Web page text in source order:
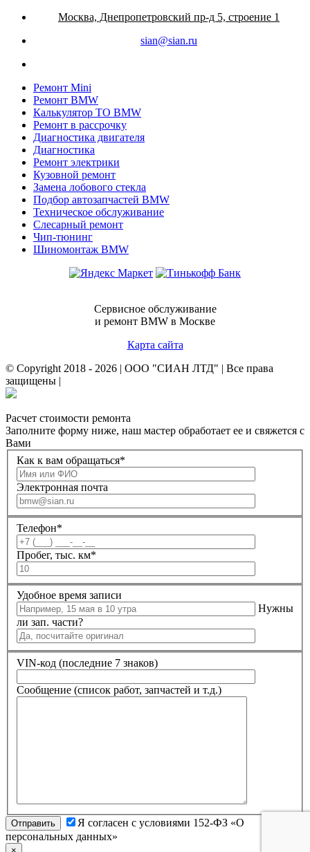
Москва, Днепропетровский пр-д 5, строение 1
sian@sian.ru
Ремонт Mini
Ремонт BMW
Калькулятор ТО BMW
Ремонт в рассрочку
Диагностика двигателя
Диагностика
Ремонт электрики
Кузовной ремонт
Замена лобового стекла
Подбор автозапчастей BMW
Техническое обслуживание
Слесарный ремонт
Чип-тюнинг
Шиномонтаж BMW
Сервисное обслуживание
и ремонт BMW в Москве
Карта сайта
© Copyright 2018 - 2026 | ООО "СИАН ЛТД" | Все права
защищены |
Расчет стоимости ремонта
Заполните форму ниже, наш мастер обработает ее и свяжется с
Вами
Как к вам обращаться*
Электронная почта
Телефон*
Пробег, тыс. км*
Удобное время записи
Нужны
ли зап. части?
VIN-код (последние 7 знаков)
Сообщение (список работ, запчастей и т.д.)
Я согласен с условиями 152-ФЗ «О
персональных данных»